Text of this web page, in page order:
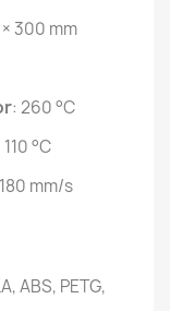
300 mm
: 260 °C
110 °C
mm/s
ABS, PETG,